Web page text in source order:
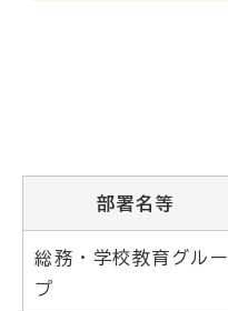
部署名等
総務・学校教育グルー
プ